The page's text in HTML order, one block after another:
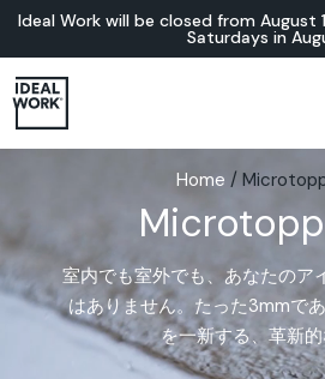
Ideal Work will be closed from August
Saturdays in
Home /
室内でも室外でも、あなたのア
はありません。たった3mmで
を一新する、革新